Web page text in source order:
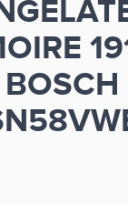
BOSCH